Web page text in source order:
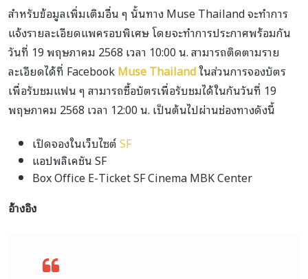
สำหรับข้อมูลเพิ่มเติมอื่น ๆ นั้นทาง Muse Thailand จะทำการ
แจ้งรายละเอียดแพครอบพิเศษ โดยจะทำการประกาศพร้อมกัน
วันที่ 19 พฤษภาคม 2568 เวลา 10:00 น. สามารถติดตามราย
ละเอียดได้ที่ FacebookMuse Thailandในส่วนการจองบัตร
เพื่อรับชมแฟน ๆ สามารถซื้อบัตรเพื่อรับชมได้ในกันวันที่ 19
พฤษภาคม 2568 เวลา 12:00 น. เป็นต้นไปผ่านช่องทางดังนี้
เปิดจองในเว็บไซต์SF
แอปพลิเคชัน SF
Box Office E-Ticket SF Cinema MBK Center
อ้างอิง